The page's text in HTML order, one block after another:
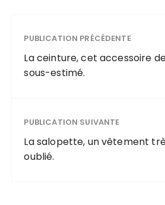
PUBLICATION PRÉCÉDENTE
La ceinture, cet accessoire
sous-estimé.
PUBLICATION SUIVANTE
La salopette, un vêtement
oublié.